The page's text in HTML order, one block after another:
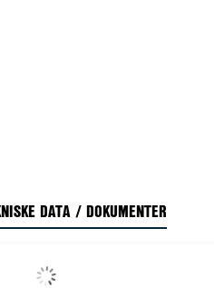
DATA / DOKUMENTER